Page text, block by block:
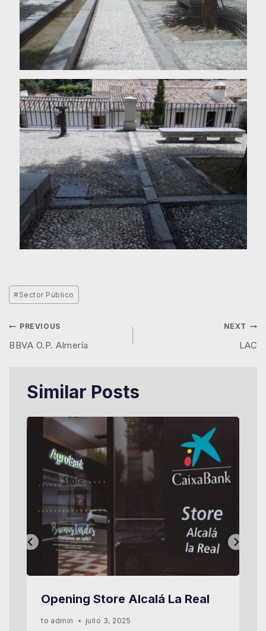
#Sector Público
PREVIOUS
BBVA O.P. Almería
NEXT
LAC
Similar Posts
Opening Store Alcalá La Real
to admin julio 3, 2025